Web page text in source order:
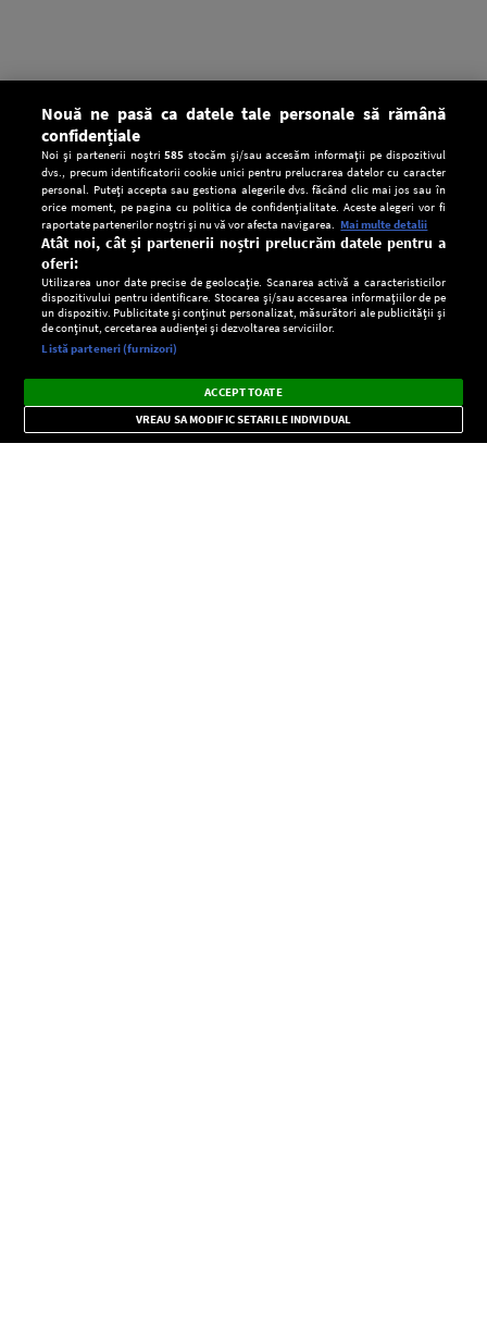
CONFIDENŢIALITATE
Setări:
Dark
Mode
Radio live, podcasturi, știri și alerte
importante.
×
Nouă ne pasă ca datele tale personale să rămână
confidențiale
Noi și partenerii noștri585 stocăm și/sau accesăm informații pe dispozitivul
dvs., precum identificatorii cookie unici pentru prelucrarea datelor cu caracter
personal. Puteți accepta sau gestiona alegerile dvs. făcând clic mai jos sau în
orice moment, pe pagina cu politica de confidențialitate. Aceste alegeri vor fi
raportate partenerilor noștri și nu vă vor afecta navigarea. Mai multe detalii
Atât noi, cât și partenerii noștri prelucrăm datele pentru a
oferi:
Utilizarea unor date precise de geolocație. Scanarea activă a caracteristicilor
dispozitivului pentru identificare. Stocarea și/sau accesarea informațiilor de pe
un dispozitiv. Publicitate și conținut personalizat, măsurători ale publicității și
de conținut, cercetarea audienței și dezvoltarea serviciilor.
Listă parteneri (furnizori)
ACCEPT TOATE
VREAU SA MODIFIC SETARILE INDIVIDUAL